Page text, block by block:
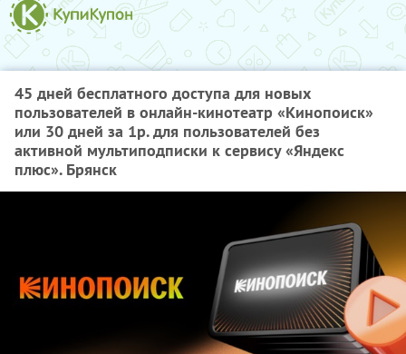
45 дней бесплатного доступа для новых
пользователей в онлайн-кинотеатр «Кинопоиск»
или 30 дней за 1р. для пользователей без
активной мультиподписки к сервису «Яндекс
плюс». Брянск